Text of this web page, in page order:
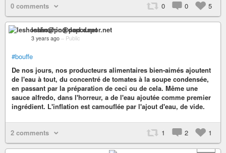
0 comments 0 0 5
leshoshin@pod.dapor.net
3 years ago – Public
#bouffe
De nos jours, nos producteurs alimentaires bien-aimés ajoutent
de l'eau à tout, du concentré de tomates à la soupe condensée,
en passant par la préparation de ceci ou de cela. Même une
sauce alfredo, dans l'horreur, a de l'eau ajoutée comme premier
ingrédient. L'inflation est camouflée par l'ajout d'eau, de vide.
2 comments 1 2
1
+ 2